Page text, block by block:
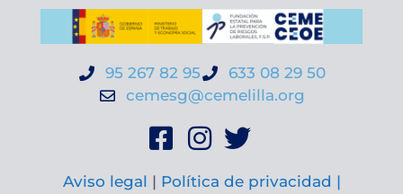
95 267 82 95
633 08 29 50
cemesg@cemelilla.org
Aviso legal | Política de privacidad |